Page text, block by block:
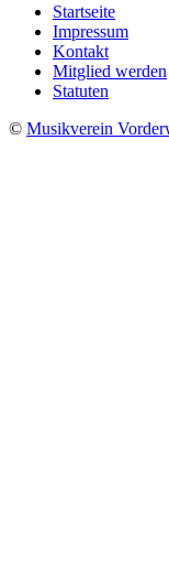
Startseite
Impressum
Kontakt
Mitglied werden
Statuten
© Musikverein